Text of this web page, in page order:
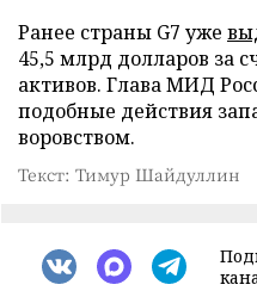
Ранее страны G7 уже
45,5 млрд долларов за
активов. Глава МИД
подобные действия
воровством.
Текст: Тимур Шайдуллин